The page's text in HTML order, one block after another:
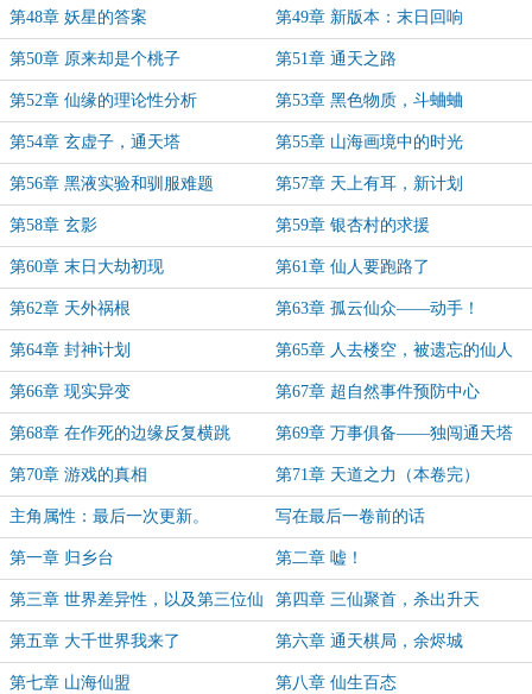
第48章 妖星的答案 第49章 新版本：末日回响
第50章 原来却是个桃子 第51章 通天之路
第52章 仙缘的理论性分析 第53章 黑色物质，斗蛐蛐
第54章 玄虚子，通天塔 第55章 山海画境中的时光
第56章 黑液实验和驯服难题 第57章 天上有耳，新计划
第58章 玄影 第59章 银杏村的求援
第60章 末日大劫初现 第61章 仙人要跑路了
第62章 天外祸根 第63章 孤云仙众——动手！
第64章 封神计划 第65章 人去楼空，被遗忘的仙人
第66章 现实异变 第67章 超自然事件预防中心
第68章 在作死的边缘反复横跳 第69章 万事俱备——独闯通天塔
第70章 游戏的真相 第71章 天道之力（本卷完）
主角属性：最后一次更新。 写在最后一卷前的话
第一章 归乡台 第二章 嘘！
第三章 世界差异性，以及第三位仙
人
第四章 三仙聚首，杀出升天
第五章 大千世界我来了 第六章 通天棋局，余烬城
第七章 山海仙盟 第八章 仙生百态